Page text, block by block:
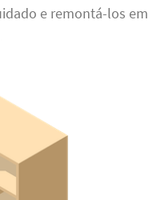
e remontá-los em